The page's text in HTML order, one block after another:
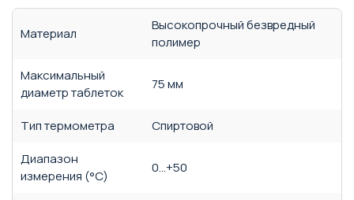
Материал
Высокопрочный безвредный
полимер
Максимальный
диаметр таблеток
75 мм
Тип термометра
Спиртовой
Диапазон
измерения (°C)
0…+50